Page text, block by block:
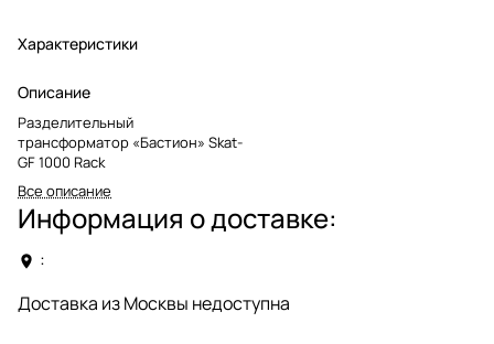
Характеристики
Описание
Разделительный
трансформатор «Бастион» Skat-
GF 1000 Rack
Все описание
Информация о доставке:
:
Доставка из Москвы недоступна